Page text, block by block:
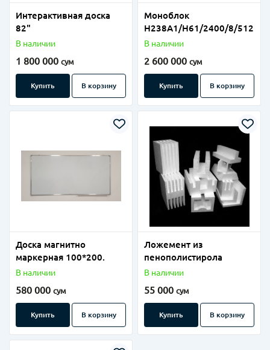
Интерактивная доска
82"
В наличии
1 800 000 сум
Купить В корзину
Моноблок
Н238A1/H61/2400/8/512
В наличии
2 600 000 сум
Купить В корзину
Доска магнитно
маркерная 100*200.
В наличии
580 000 сум
Купить В корзину
Ложемент из
пенополистирола
В наличии
55 000 сум
Купить В корзину